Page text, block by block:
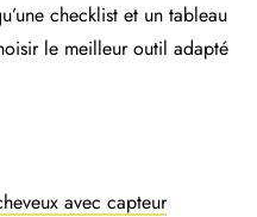
checklist et un tableau
le meilleur outil adapté
avec capteur